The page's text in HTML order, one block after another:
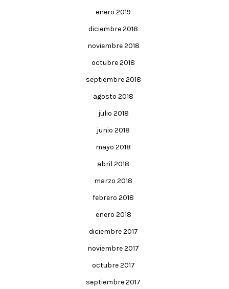
enero 2019
diciembre 2018
noviembre 2018
octubre 2018
septiembre 2018
agosto 2018
julio 2018
junio 2018
mayo 2018
abril 2018
marzo 2018
febrero 2018
enero 2018
diciembre 2017
noviembre 2017
octubre 2017
septiembre 2017